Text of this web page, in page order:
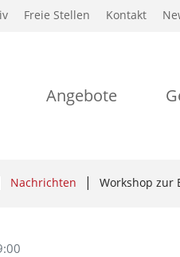
Freie Stellen Kontakt
Angebote
Nachrichten Workshop zur